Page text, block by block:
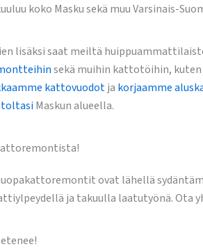
koko Masku sekä muu Varsinais-
lisäksi saat meiltä
sekä muihin kattotöihin,
kattovuodotja korjaamme
Maskun alueella.
ovat lähellä
ja takuulla laatutyönä. Ota